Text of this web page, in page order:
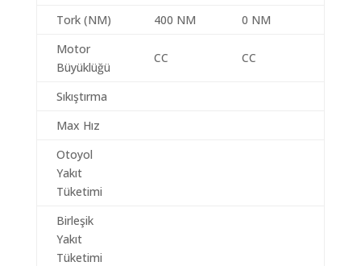
Tork (NM)
400 NM
0 NM
Motor
Büyüklüğü
CC CC
Sıkıştırma
Max Hız
Otoyol
Yakıt
Tüketimi
Birleşik
Yakıt
Tüketimi